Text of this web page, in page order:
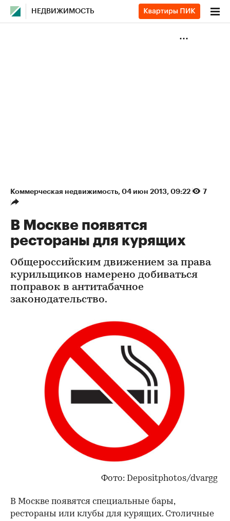
НЕДВИЖИМОСТЬ
Коммерческая недвижимость⁠, 04 июн 2013, 09:22 7
В Москве появятся
рестораны для курящих
Общероссийским движением за права
курильщиков намерено добиваться
поправок в антитабачное
законодательство.
Фото: Depositphotos/dvargg
В Москве появятся специальные бары,
рестораны или клубы для курящих. Столичные